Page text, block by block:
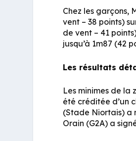
Chez les garçons,
vent – 38 points)
de vent – 41
jusqu’à 1m87 (42
Les résultats
Les minimes de la
été créditée d’un
(Stade Niortais) a
Orain (G2A) a